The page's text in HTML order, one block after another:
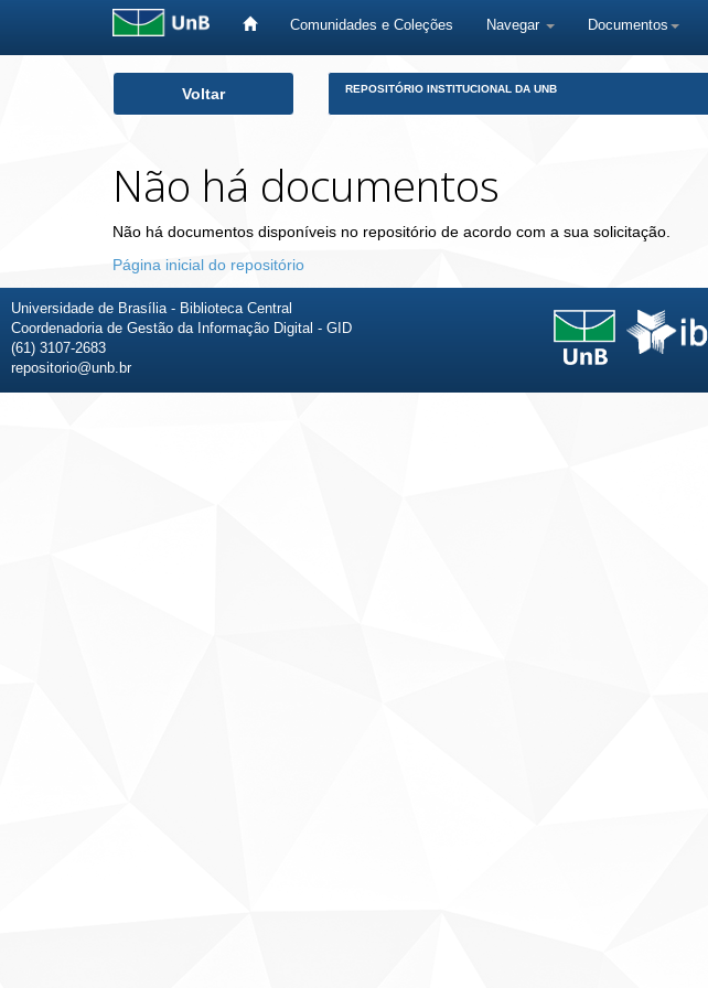
Comunidades e Coleções Navegar Documentos
Voltar REPOSITÓRIO INSTITUCIONAL DA UNB
Não há documentos
Não há documentos disponíveis no repositório de acordo com a sua solicitação.
Página inicial do repositório
Universidade de Brasília - Biblioteca Central
Coordenadoria de Gestão da Informação Digital - GID
(61) 3107-2683
repositorio@unb.br